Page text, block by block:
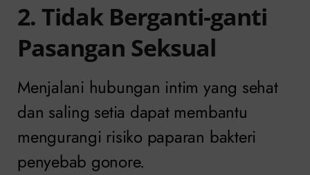
2. Tidak Berganti-ganti
Pasangan Seksual
Menjalani hubungan intim yang sehat
dan saling setia dapat membantu
mengurangi risiko paparan bakteri
penyebab gonore.